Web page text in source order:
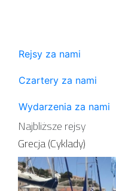
Rejsy za nami
Czartery za nami
Wydarzenia za nami
Najbliższe rejsy
Grecja (Cyklady)